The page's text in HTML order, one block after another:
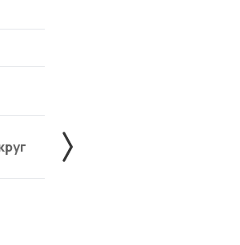
Знаменский округ